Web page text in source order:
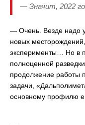
— Значит, 2022
— Очень. Везде надо
новых
эксперименты… Но в
полноценной
продолжение работы
задачи,
основному профилю